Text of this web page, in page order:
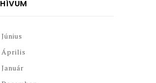
Április
Január